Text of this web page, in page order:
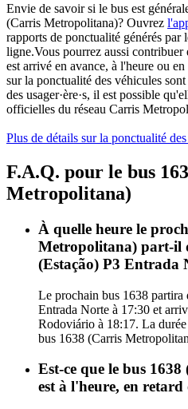
Envie de savoir si le bus est
(Carris Metropolitana)? Ouvrez
rapports de ponctualité générés par
ligne.Vous pourrez aussi
est arrivé en avance, à l'heure ou
sur la ponctualité des véhicules
des usager·ère·s, il est possible
officielles du réseau Carris
Plus de détails sur la ponctualité
F.A.Q. pour le bus
Metropolitana)
À quelle heure le
Metropolitana) part-il
(Estação) P3 Entrada
Le prochain bus 1638 partira
Entrada Norte à 17:30 et
Rodoviário à 18:17. La
bus 1638 (Carris
Est-ce que le bus
est à l'heure, en retard